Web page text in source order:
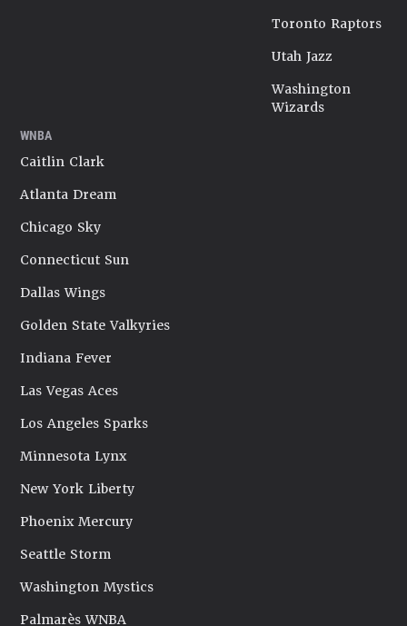
Toronto Raptors
Utah Jazz
Washington
Wizards
WNBA
Caitlin Clark
Atlanta Dream
Chicago Sky
Connecticut Sun
Dallas Wings
Golden State Valkyries
Indiana Fever
Las Vegas Aces
Los Angeles Sparks
Minnesota Lynx
New York Liberty
Phoenix Mercury
Seattle Storm
Washington Mystics
Palmarès WNBA